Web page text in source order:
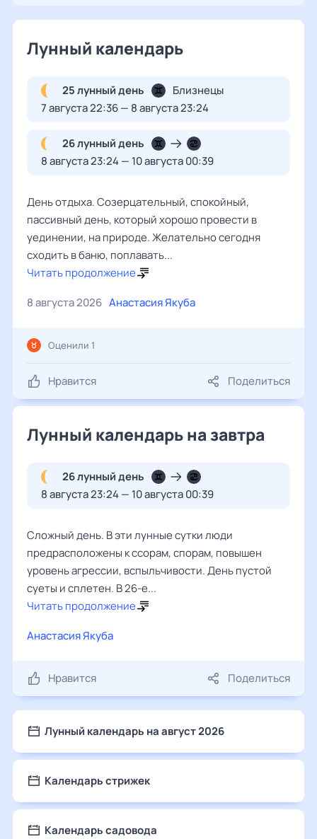
Лунный календарь
25 лунный день
Близнецы
7 августа 22:36 — 8 августа 23:24
26 лунный день
8 августа 23:24 — 10 августа 00:39
День отдыха. Созерцательный, спокойный,
пассивный день, который хорошо провести в
уединении, на природе. Желательно сегодня
сходить в баню, поплавать...
Читать продолжение
8 августа 2026 Анастасия Якуба
Нравится Поделиться
Оценили 1
Лунный календарь на завтра
26 лунный день
8 августа 23:24 — 10 августа 00:39
Сложный день. В эти лунные сутки люди
предрасположены к ссорам, спорам, повышен
уровень агрессии, вспыльчивости. День пустой
суеты и сплетен. В 26-е...
Читать продолжение
Анастасия Якуба
Нравится Поделиться
Лунный календарь на август 2026
Календарь стрижек
Календарь садовода